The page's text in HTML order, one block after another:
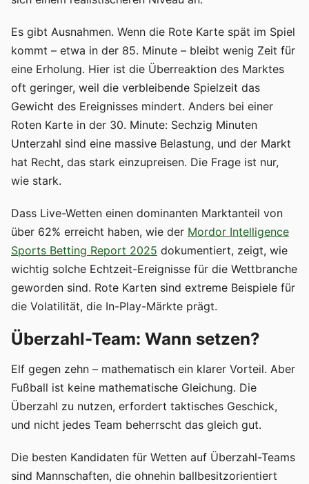
Es gibt Ausnahmen. Wenn die Rote Karte spät im Spiel
kommt – etwa in der 85. Minute – bleibt wenig Zeit für
eine Erholung. Hier ist die Überreaktion des Marktes
oft geringer, weil die verbleibende Spielzeit das
Gewicht des Ereignisses mindert. Anders bei einer
Roten Karte in der 30. Minute: Sechzig Minuten
Unterzahl sind eine massive Belastung, und der Markt
hat Recht, das stark einzupreisen. Die Frage ist nur,
wie stark.
Dass Live-Wetten einen dominanten Marktanteil von
über 62% erreicht haben, wie der Mordor Intelligence
Sports Betting Report 2025 dokumentiert, zeigt, wie
wichtig solche Echtzeit-Ereignisse für die Wettbranche
geworden sind. Rote Karten sind extreme Beispiele für
die Volatilität, die In-Play-Märkte prägt.
Überzahl-Team: Wann setzen?
Elf gegen zehn – mathematisch ein klarer Vorteil. Aber
Fußball ist keine mathematische Gleichung. Die
Überzahl zu nutzen, erfordert taktisches Geschick,
und nicht jedes Team beherrscht das gleich gut.
Die besten Kandidaten für Wetten auf Überzahl-Teams
sind Mannschaften, die ohnehin ballbesitzorientiert